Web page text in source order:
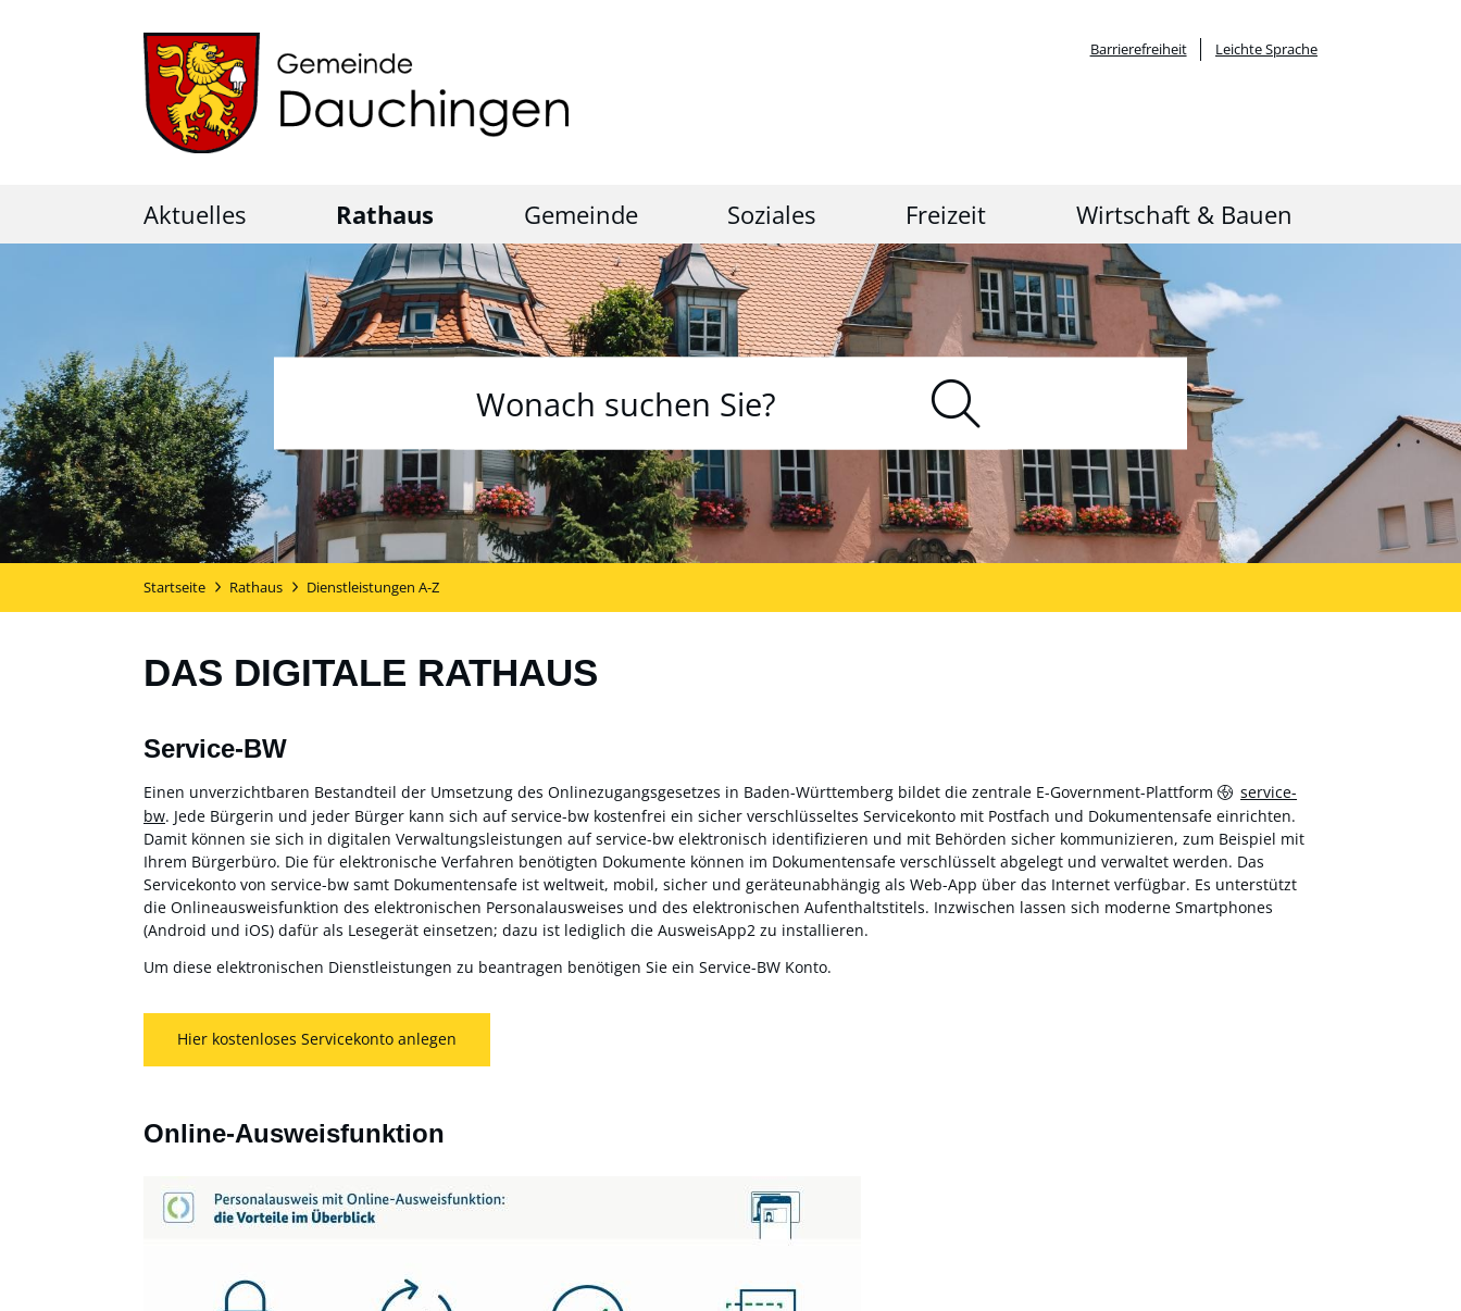
Barrierefreiheit Leichte Sprache
Aktuelles Rathaus Gemeinde Soziales Freizeit Wirtschaft & Bauen
Startseite Rathaus Dienstleistungen A-Z
DAS DIGITALE RATHAUS
Service-BW
Einen unverzichtbaren Bestandteil der Umsetzung des Onlinezugangsgesetzes in Baden-Württemberg bildet die zentrale E-Government-Plattform
service-
bw. Jede Bürgerin und jeder Bürger kann sich auf service-bw kostenfrei ein sicher verschlüsseltes Servicekonto mit Postfach und Dokumentensafe einrichten.
Damit können sie sich in digitalen Verwaltungsleistungen auf service-bw elektronisch identifizieren und mit Behörden sicher kommunizieren, zum Beispiel mit
Ihrem Bürgerbüro. Die für elektronische Verfahren benötigten Dokumente können im Dokumentensafe verschlüsselt abgelegt und verwaltet werden. Das
Servicekonto von service-bw samt Dokumentensafe ist weltweit, mobil, sicher und geräteunabhängig als Web-App über das Internet verfügbar. Es unterstützt
die Onlineausweisfunktion des elektronischen Personalausweises und des elektronischen Aufenthaltstitels. Inzwischen lassen sich moderne Smartphones
(Android und iOS) dafür als Lesegerät einsetzen; dazu ist lediglich die AusweisApp2 zu installieren.
Um diese elektronischen Dienstleistungen zu beantragen benötigen Sie ein Service-BW Konto.
Hier kostenloses Servicekonto anlegen
Online-Ausweisfunktion